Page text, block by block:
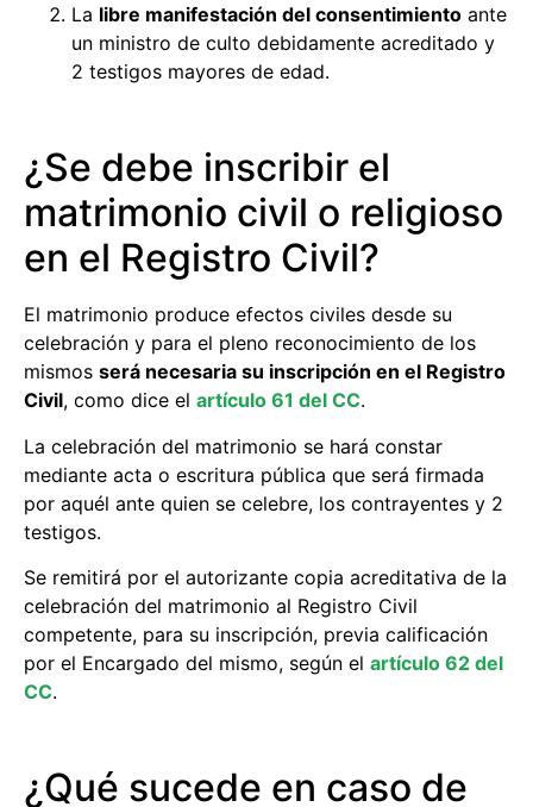
La libre manifestación del consentimiento ante
un ministro de culto debidamente acreditado y
2 testigos mayores de edad.
¿Se debe inscribir el
matrimonio civil o religioso
en el Registro Civil?
El matrimonio produce efectos civiles desde su
celebración y para el pleno reconocimiento de los
mismos será necesaria su inscripción en el Registro
Civil, como dice el artículo 61 del CC.
La celebración del matrimonio se hará constar
mediante acta o escritura pública que será firmada
por aquél ante quien se celebre, los contrayentes y 2
testigos.
Se remitirá por el autorizante copia acreditativa de la
celebración del matrimonio al Registro Civil
competente, para su inscripción, previa calificación
por el Encargado del mismo, según el artículo 62 del
CC.
¿Qué sucede en caso de